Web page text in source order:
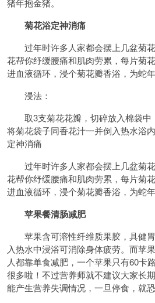
猪年抱金猪。
菊花浴定神消痛
过年时许多人家都会摆上几盆菊
花帮你纾缓腰痛和肌肉劳累，每片菊
进血液循环，浸个菊花瓣香浴，为蛇
浸法：
取3支菊花花瓣，切碎放入棉袋中
将菊花袋子同香花汁一并倒入热水浴
定神消痛
过年时许多人家都会摆上几盆菊
花帮你纾缓腰痛和肌肉劳累，每片菊
进血液循环，浸个菊花瓣香浴，为蛇
苹果餐清肠减肥
苹果含可溶性纤维质果胶，具健
入热水中浸浴可消除身体疲劳。而苹
人都靠单食减肥，一个苹果只有60卡
很多啦！不过营养师就不建议大家长
能产生营养失调情况，一旦停食，就